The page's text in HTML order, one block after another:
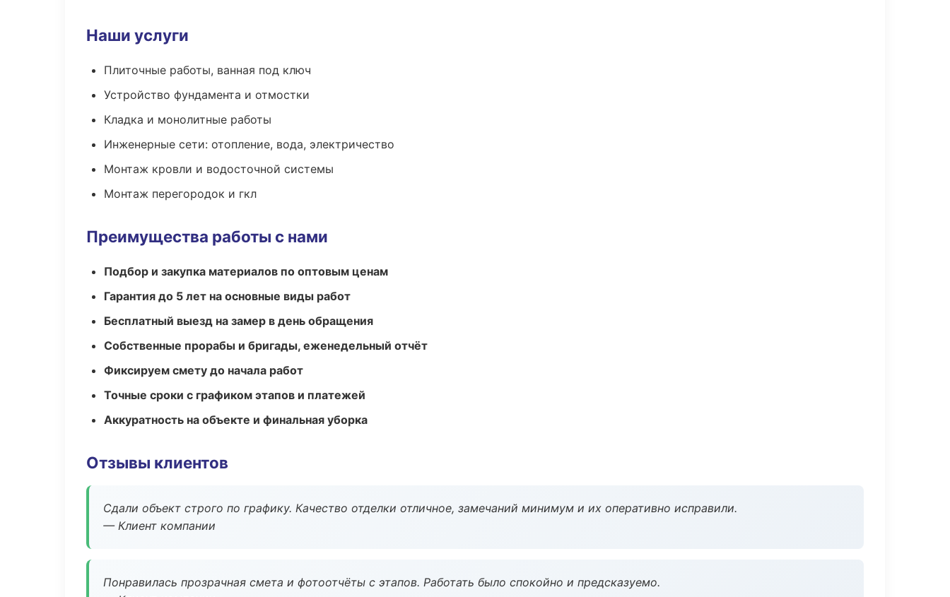
Наши услуги
Плиточные работы, ванная под ключ
Устройство фундамента и отмостки
Кладка и монолитные работы
Инженерные сети: отопление, вода, электричество
Монтаж кровли и водосточной системы
Монтаж перегородок и гкл
Преимущества работы с нами
Подбор и закупка материалов по оптовым ценам
Гарантия до 5 лет на основные виды работ
Бесплатный выезд на замер в день обращения
Собственные прорабы и бригады, еженедельный отчёт
Фиксируем смету до начала работ
Точные сроки с графиком этапов и платежей
Аккуратность на объекте и финальная уборка
Отзывы клиентов
Сдали объект строго по графику. Качество отделки отличное, замечаний минимум и их оперативно исправили.
— Клиент компании
Понравилась прозрачная смета и фотоотчёты с этапов. Работать было спокойно и предсказуемо.